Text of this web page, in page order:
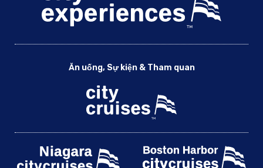
Ăn uống, Sự kiện & Tham quan